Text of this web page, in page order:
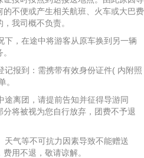
不便或产生相关航班、火车或大巴费
我司概不负责。
下，在途中将游客从原车换到另一辆
记报到：需携带有效身份证件( 内附照
。
离团，请提前告知并征得导游同
将被视为您自行放弃，团费不予退
天气等不可抗力因素导致不能赠送
用不退，敬请谅解。